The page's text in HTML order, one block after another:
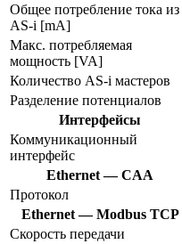
Общее потребление тока из
AS-i [mA]
Макс. потребляемая
мощность [VA]
Количество AS-i мастеров
Разделение потенциалов
Интерфейсы
Коммуникационный
интерфейс
Ethernet — CAA
Протокол
Ethernet — Modbus TCP
Скорость передачи